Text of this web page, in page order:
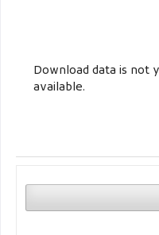
Download data is not
available.